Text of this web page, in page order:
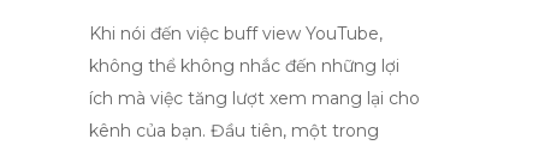
Khi nói đến việc buff view YouTube,
không thể không nhắc đến những lợi
ích mà việc tăng lượt xem mang lại cho
kênh của bạn. Đầu tiên, một trong